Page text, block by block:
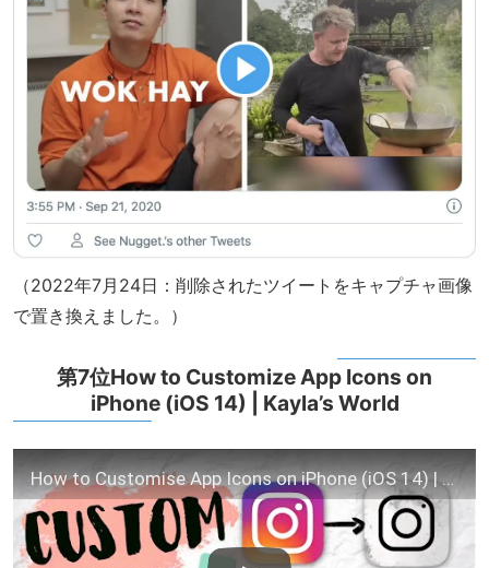
（2022年7月24日：削除されたツイートをキャプチャ画像
で置き換えました。）
第7位How to Customize App Icons on
iPhone (iOS 14) | Kayla’s World
How to Customise App Icons on iPhone (iOS 14) | Kayla's World